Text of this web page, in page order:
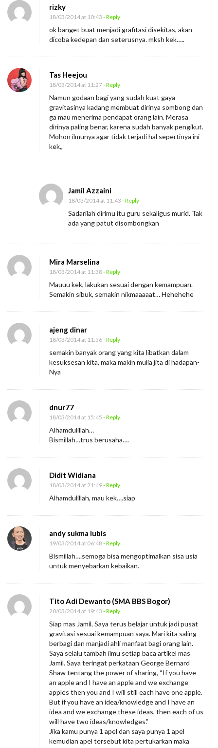
rizky
18/03/2014 at 10:43 - Reply
ok banget buat menjadi grafitasi disekitas, akan
dicoba kedepan dan seterusnya. mksh kek…..
Tas Heejou
18/03/2014 at 11:27- Reply
Namun godaan bagi yang sudah kuat gaya
gravitasinya kadang membuat dirinya sombong dan
ga mau menerima pendapat orang lain. Merasa
dirinya paling benar, karena sudah banyak pengikut.
Mohon ilmunya agar tidak terjadi hal sepertinya ini
kek,,
Jamil Azzaini
18/03/2014 at 11:43 - Reply
Sadarilah dirimu itu guru sekaligus murid. Tak
ada yang patut disombongkan
Mira Marselina
18/03/2014 at 11:38- Reply
Mauuu kek, lakukan sesuai dengan kemampuan.
Semakin sibuk, semakin nikmaaaaat… Hehehehe
ajeng dinar
18/03/2014 at 11:56- Reply
semakin banyak orang yang kita libatkan dalam
kesuksesan kita, maka makin mulia jita di hadapan-
Nya
dnur77
18/03/2014 at 15:45 - Reply
Alhamdulillah…
Bismillah…trus berusaha….
Didit Widiana
18/03/2014 at 21:49- Reply
Alhamdulillah, mau kek….siap
andy sukma lubis
19/03/2014 at 06:48- Reply
Bismillah….semoga bisa mengoptimalkan sisa usia
untuk menyebarkan kebaikan.
Tito Adi Dewanto (SMA BBS Bogor)
20/03/2014 at 19:43 - Reply
Siap mas Jamil, Saya terus belajar untuk jadi pusat
gravitasi sesuai kemampuan saya. Mari kita saling
berbagi dan manjadi ahli manfaat bagi orang lain.
Saya selalu tambah ilmu setiap baca artikel mas
Jamil. Saya teringat perkataan George Bernard
Shaw tentang the power of sharing, “If you have
an apple and I have an apple and we exchange
apples then you and I will still each have one apple.
But if you have an idea/knowledge and I have an
idea and we exchange these ideas, then each of us
will have two ideas/knowledges.”
Jika kamu punya 1 apel dan saya punya 1 apel
kemudian apel tersebut kita pertukarkan maka